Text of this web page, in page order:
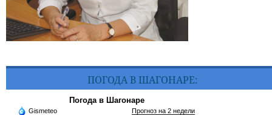
ПОГОДА В ШАГОНАРЕ:
Погода в Шагонаре
Gismeteo Прогноз на 2 недели